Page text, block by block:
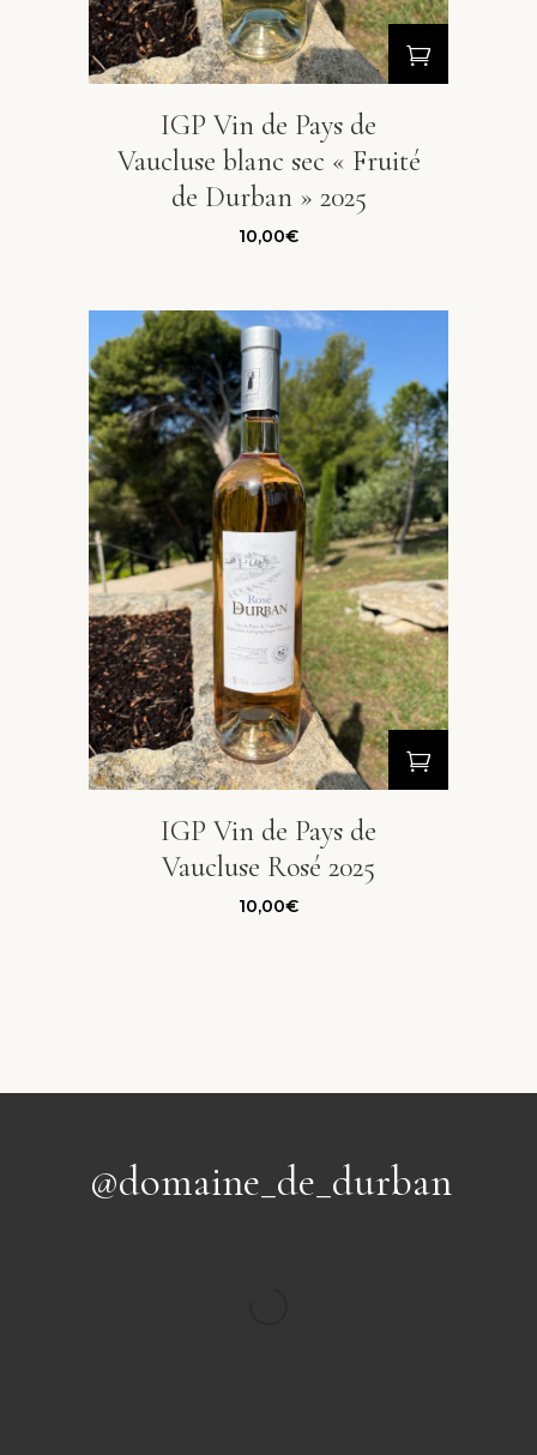
IGP Vin de Pays de
Vaucluse blanc sec « Fruité
de Durban » 2025
10,00€
IGP Vin de Pays de
Vaucluse Rosé 2025
10,00€
@domaine_de_durban